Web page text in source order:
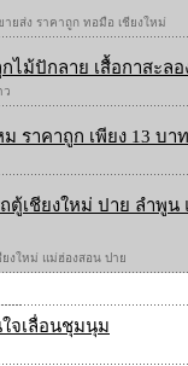
ายส่ง ราคาถูก ทอมือ เชียงใหม่
ไม้ปักลาย เสื้อกาสะล
ว
ราคาถูก เพียง 13 บ
ตู้เชียงใหม่ ปาย ลำพู
ยงใหม่ แม่ฮ่องสอน ปาย
จเลื่อนชุมนุม